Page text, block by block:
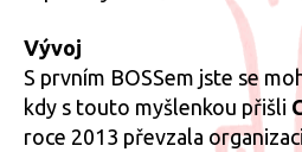
Vývoj
S prvním BOSSem jste se
kdy s touto myšlenkou přišli
roce 2013 převzala